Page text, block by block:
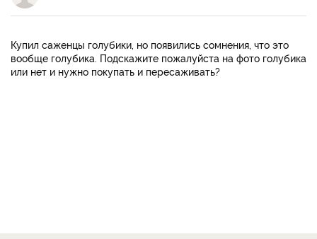
Купил саженцы голубики, но появились сомнения, что это
вообще голубика. Подскажите пожалуйста на фото голубика
или нет и нужно покупать и пересаживать?